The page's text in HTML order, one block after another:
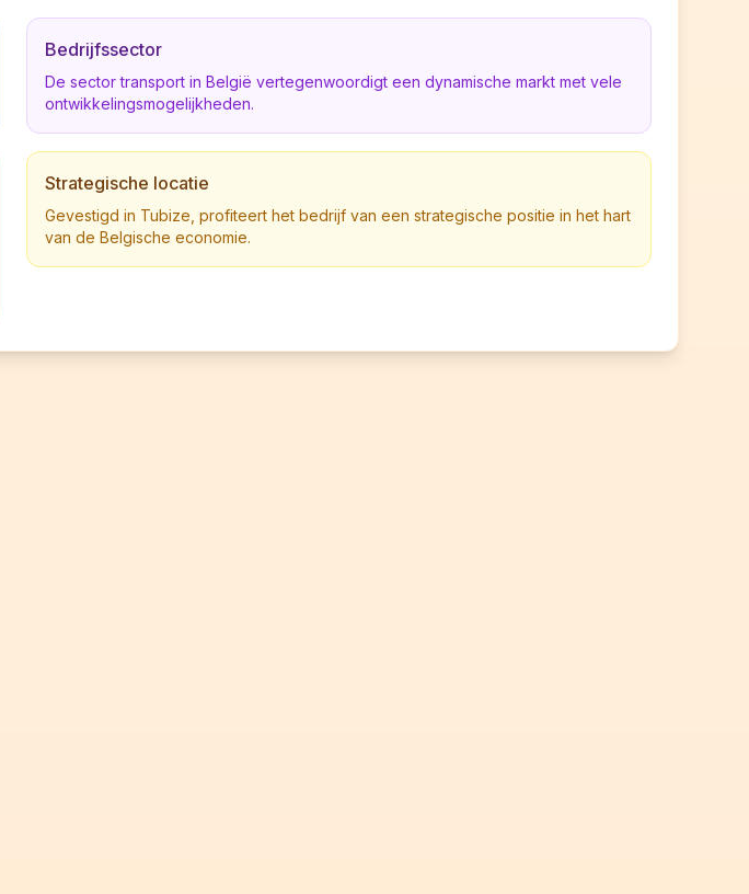
Bedrijfssector
De sector transport in België vertegenwoordigt een dynamische markt met vele
ontwikkelingsmogelijkheden.
Strategische locatie
Gevestigd in Tubize, profiteert het bedrijf van een strategische positie in het hart
van de Belgische economie.